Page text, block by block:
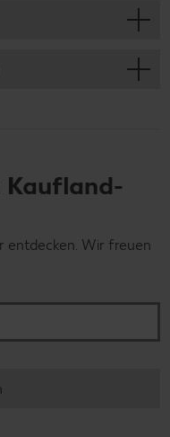
Kaufland-
entdecken. Wir freuen